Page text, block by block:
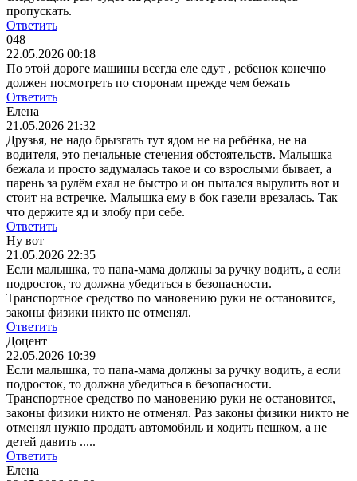
пропускать.
Ответить
048
22.05.2026 00:18
По этой дороге машины всегда еле едут , ребенок конечно
должен посмотреть по сторонам прежде чем бежать
Ответить
Елена
21.05.2026 21:32
Друзья, не надо брызгать тут ядом не на ребёнка, не на
водителя, это печальные стечения обстоятельств. Малышка
бежала и просто задумалась такое и со взрослыми бывает, а
парень за рулём ехал не быстро и он пытался вырулить вот и
стоит на встречке. Малышка ему в бок газели врезалась. Так
что держите яд и злобу при себе.
Ответить
Ну вот
21.05.2026 22:35
Если малышка, то папа-мама должны за ручку водить, а если
подросток, то должна убедиться в безопасности.
Транспортное средство по мановению руки не остановится,
законы физики никто не отменял.
Ответить
Доцент
22.05.2026 10:39
Если малышка, то папа-мама должны за ручку водить, а если
подросток, то должна убедиться в безопасности.
Транспортное средство по мановению руки не остановится,
законы физики никто не отменял. Раз законы физики никто не
отменял нужно продать автомобиль и ходить пешком, а не
детей давить .....
Ответить
Елена